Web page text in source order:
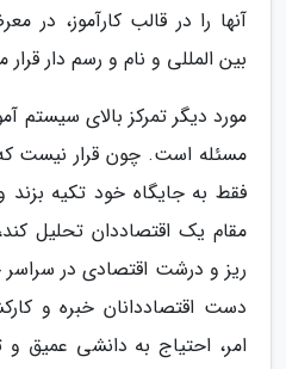
آنها را در قالب کارآموز،
بین المللی و نام و رسم دار
مورد دیگر تمرکز بالای سیستم
مسئله است. چون قرار نیست
فقط به جایگاه خود تکیه بزند
مقام یک اقتصاددان تحلیل
ریز و درشت اقتصادی در سراسر
دست اقتصاددانان خبره و
امر، احتیاج به دانشی عمیق و